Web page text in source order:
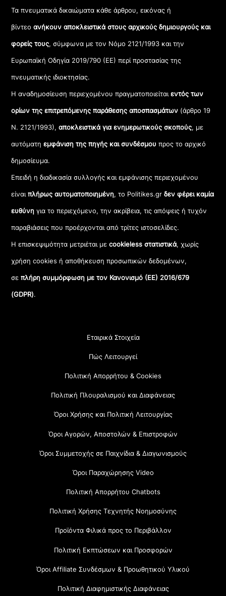
Τα πνευματικά δικαιώματα κάθε άρθρου, εικόνας ή
βίντεοανήκουν αποκλειστικά στους αρχικούς δημιουργούς και
φορείς τους, σύμφωνα με τον Νόμο 2121/1993 και την
Ευρωπαϊκή Οδηγία 2019/790 (ΕΕ) περί προστασίας της
πνευματικής ιδιοκτησίας.
Η αναδημοσίευση περιεχομένου πραγματοποιείταιεντός των
ορίων της επιτρεπόμενης παράθεσης αποσπασμάτων (άρθρο 19
Ν. 2121/1993), αποκλειστικά για ενημερωτικούς σκοπούς, με
αυτόματηεμφάνιση της πηγής και συνδέσμου προς το αρχικό
δημοσίευμα.
Επειδή η διαδικασία συλλογής και εμφάνισης περιεχομένου
είναιπλήρως αυτοματοποιημένη, το Politikes.grδεν φέρει καμία
ευθύνη για το περιεχόμενο, την ακρίβεια, τις απόψεις ή τυχόν
παραβιάσεις που προέρχονται από τρίτες ιστοσελίδες.
Η επισκεψιμότητα μετριέται μεcookieless στατιστικά, χωρίς
χρήση cookies ή αποθήκευση προσωπικών δεδομένων,
σεπλήρη συμμόρφωση με τον Κανονισμό (ΕΕ) 2016/679
(GDPR).
Εταιρικά Στοιχεία
Πώς Λειτουργεί
Πολιτική Απορρήτου & Cookies
Πολιτική Πλουραλισμού και Διαφάνειας
Όροι Χρήσης και Πολιτική Λειτουργίας
Όροι Αγορών, Αποστολών & Επιστροφών
Όροι Συμμετοχής σε Παιχνίδια & Διαγωνισμούς
Όροι Παραχώρησης Video
Πολιτική Απορρήτου Chatbots
Πολιτική Χρήσης Τεχνητής Νοημοσύνης
Προϊόντα Φιλικά προς το Περιβάλλον
Πολιτική Εκπτώσεων και Προσφορών
Όροι Affiliate Συνδέσμων & Προωθητικού Υλικού
Πολιτική Διαφημιστικής Διαφάνειας